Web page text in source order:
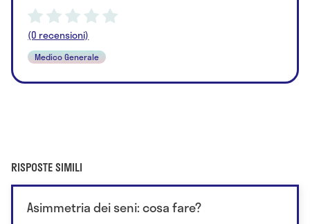
(0 recensioni)
Medico Generale
RISPOSTE SIMILI
Asimmetria dei seni: cosa fare?